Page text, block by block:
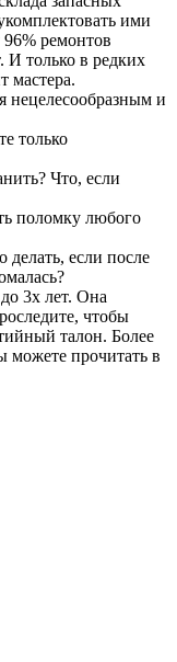
ими
ремонтов
И только в редких
мастера.
нецелесообразным и
только
Что, если
поломку любого
делать, если после
3х лет. Она
чтобы
талон. Более
можете прочитать в